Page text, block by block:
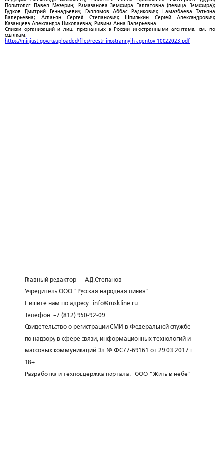
Политолог Павел Мезерин; Рамазанова Земфира Талгатовна (певица Земфира);
Гудков Дмитрий Геннадьевич; Галлямов Аббас Радикович; Намазбаева Татьяна
Валерьевна; Асланян Сергей Степанович; Шпилькин Сергей Александрович;
Казанцева Александра Николаевна; Ривина Анна Валерьевна
Списки организаций и лиц, признанных в России иностранными агентами, см. по
ссылкам:
https://minjust.gov.ru/uploaded/files/reestr-inostrannyih-agentov-10022023.pdf
Главный редактор — А.Д.Степанов
Учредитель ООО "Русская народная линия"
Пишите нам по адресу
info@ruskline.ru
Телефон: +7 (812) 950-92-09
Свидетельство о регистрации СМИ в Федеральной службе
по надзору в сфере связи, информационных технологий и
массовых коммуникаций Эл № ФС77-69161 от 29.03.2017 г.
18+
Разработка и техподдержка портала: ООО "Жить в небе"